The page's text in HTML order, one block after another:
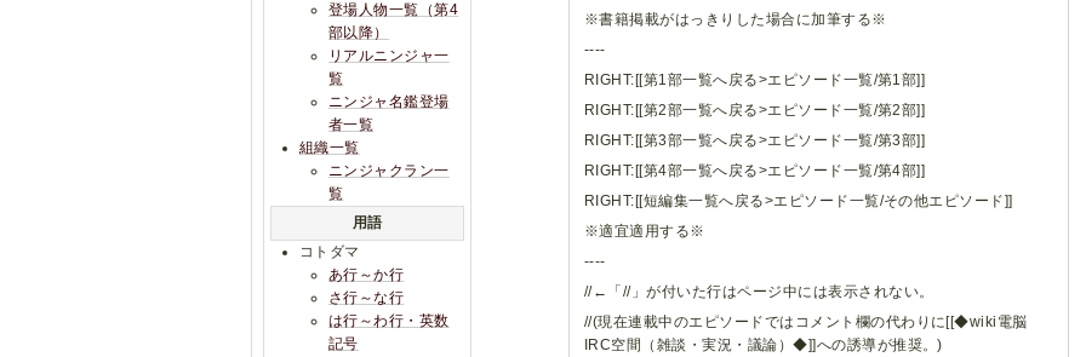
※書籍掲載がはっきりした場合に加筆する※
----
RIGHT:[[第1部一覧へ戻る>エピソード一覧/第1部]]
RIGHT:[[第2部一覧へ戻る>エピソード一覧/第2部]]
RIGHT:[[第3部一覧へ戻る>エピソード一覧/第3部]]
RIGHT:[[第4部一覧へ戻る>エピソード一覧/第4部]]
RIGHT:[[短編集一覧へ戻る>エピソード一覧/その他エピソード]]
※適宜適用する※
----
//←「//」が付いた行はページ中には表示されない。
//(現在連載中のエピソードではコメント欄の代わりに[[◆wiki電脳
IRC空間（雑談・実況・議論）◆]]への誘導が推奨。)
登場人物一覧（第4
部以降）
リアルニンジャ一
覧
ニンジャ名鑑登場
者一覧
組織一覧
ニンジャクラン一
覧
用語
コトダマ
あ行～か行
さ行～な行
は行～わ行・英数
記号